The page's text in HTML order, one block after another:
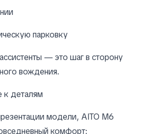
парковку
— это шаг в сторону
вождения.
к деталям
модели, AITO M6
комфорт: